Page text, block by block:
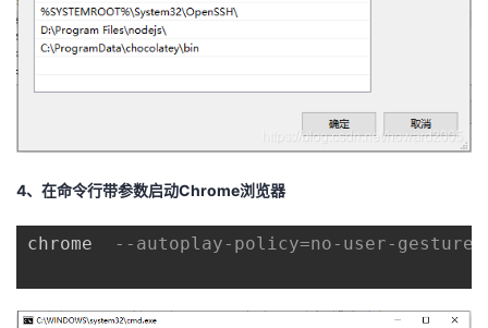
4、在命令行带参数启动Chrome浏览器
chrome --autoplay-policy=no-user-